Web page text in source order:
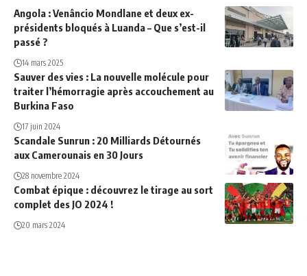
Angola : Venâncio Mondlane et deux ex-
présidents bloqués à Luanda – Que s’est-il
passé ?
14 mars 2025
Sauver des vies : La nouvelle molécule pour
traiter l’hémorragie après accouchement au
Burkina Faso
17 juin 2024
Scandale Sunrun : 20 Milliards Détournés
aux Camerounais en 30 Jours
28 novembre 2024
Combat épique : découvrez le tirage au sort
complet des JO 2024 !
20 mars 2024